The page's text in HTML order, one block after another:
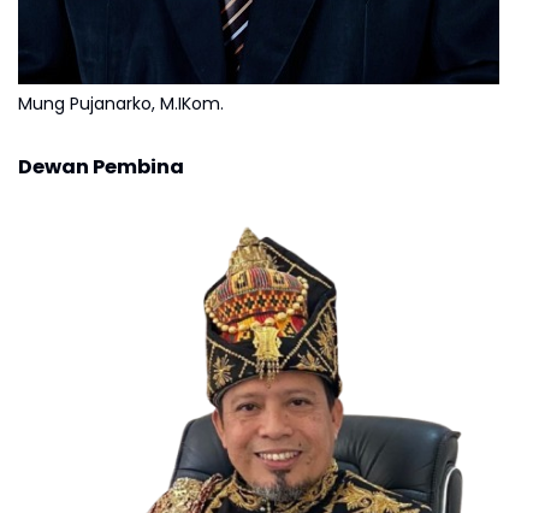
Mung Pujanarko, M.IKom.
Dewan Pembina